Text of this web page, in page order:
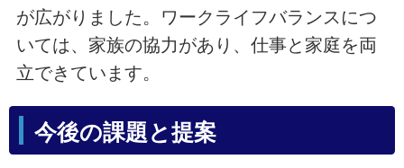
が広がりました。ワークライフバランスにつ
いては、家族の協力があり、仕事と家庭を両
立できています。
今後の課題と提案